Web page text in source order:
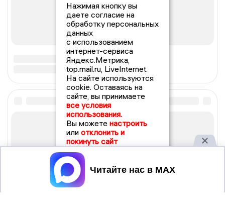
Нажимая кнопку вы
даете согласие на
обработку персональных
данных
с использованием
интернет-сервиса
Яндекс.Метрика,
top.mail.ru, LiveInternet.
На сайте используются
cookie. Оставаясь на
сайте, вы принимаете
все условия
использования.
Вы можете настроить
или отклонить и
покинуть сайт
Принять